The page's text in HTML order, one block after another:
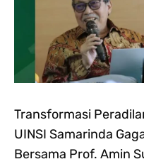
Transformasi
UINSI Samarinda
Bersama Prof. Amin